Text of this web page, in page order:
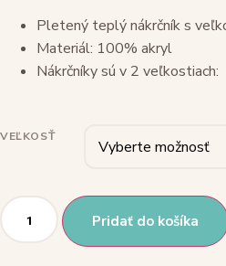
Pletený teplý nákrčník s
Materiál: 100% akryl
Nákrčníky sú v 2
VEĽKOSŤ
množstvo
CÓNDOR
Pletený
nákrčník
Pridať do košíka